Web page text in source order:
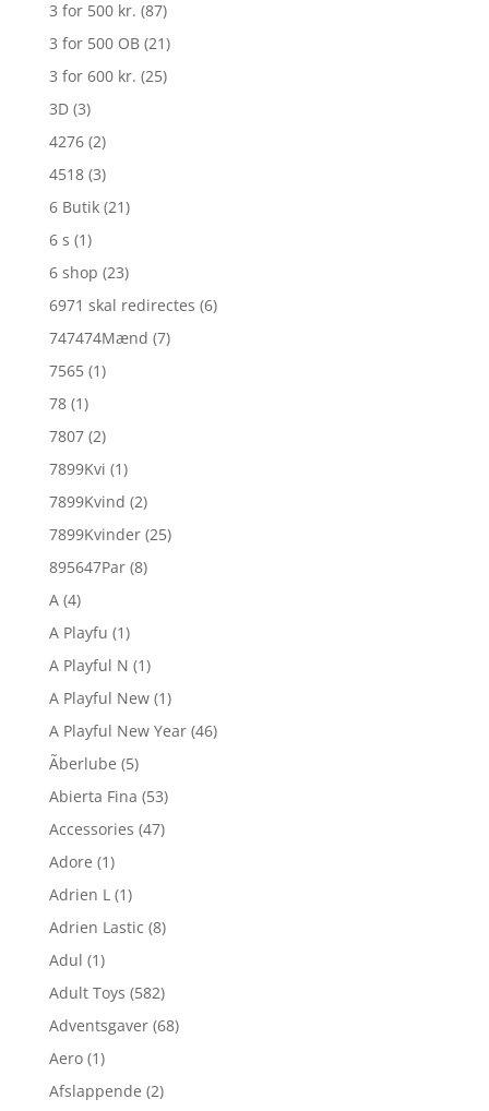
3 for 500 kr. (87)
3 for 500 OB (21)
3 for 600 kr. (25)
3D (3)
4276 (2)
4518 (3)
6 Butik (21)
6 s (1)
6 shop (23)
6971 skal redirectes (6)
747474Mænd (7)
7565 (1)
78 (1)
7807 (2)
7899Kvi (1)
7899Kvind (2)
7899Kvinder (25)
895647Par (8)
A (4)
A Playfu (1)
A Playful N (1)
A Playful New (1)
A Playful New Year (46)
Ãberlube (5)
Abierta Fina (53)
Accessories (47)
Adore (1)
Adrien L (1)
Adrien Lastic (8)
Adul (1)
Adult Toys (582)
Adventsgaver (68)
Aero (1)
Afslappende (2)